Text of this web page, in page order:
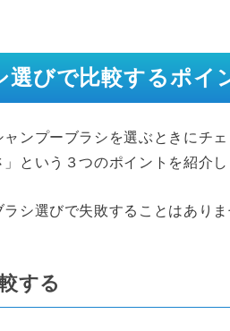
選びで比較するポイ
ンプーブラシを選ぶときにチ
という３つのポイントを紹介し
シ選びで失敗することはありま
する